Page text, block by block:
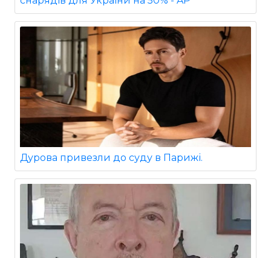
Дурова привезли до суду в Парижі.